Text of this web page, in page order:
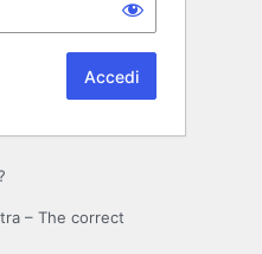
– The correct